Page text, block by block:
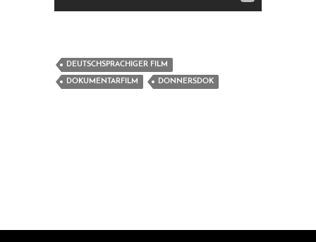
DEUTSCHSPRACHIGER FILM
DOKUMENTARFILM DONNERSDOK